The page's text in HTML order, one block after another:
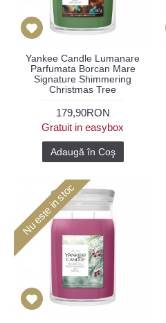
Yankee Candle Lumanare
Parfumata Borcan Mare
Signature Shimmering
Christmas Tree
179,90RON
Gratuit in easybox
Adaugă în Coş
Nu este in stoc